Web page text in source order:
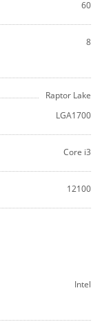
60
8
Raptor Lake
LGA1700
Core i3
12100
Intel